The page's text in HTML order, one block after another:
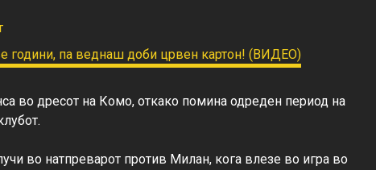
во дресот на Комо, откако помина одреден период на
во натпреварот против Милан, кога влезе во игра во